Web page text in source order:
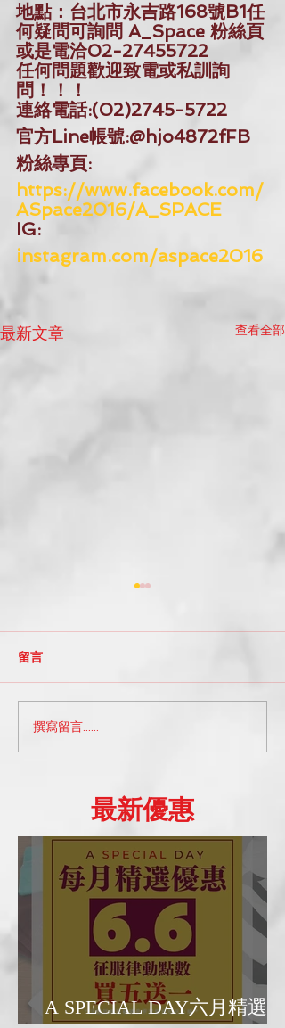
地點：台北市永吉路168號B1任
何疑問可詢問 A_Space 粉絲頁
或是電洽02-27455722
任何問題歡迎致電或私訓詢
問！！！
連絡電話:(02)2745-5722
官方Line帳號:@hjo4872fFB
粉絲專頁:
https://www.facebook.com/
ASpace2016/A_SPACE
IG:
instagram.com/aspace2016
最新文章 查看全部
A_Space小知識系列部落
格：探索台北的舞蹈工作
留言
撰寫留言......
​最新優惠
A SPECIAL DAY六月精選優